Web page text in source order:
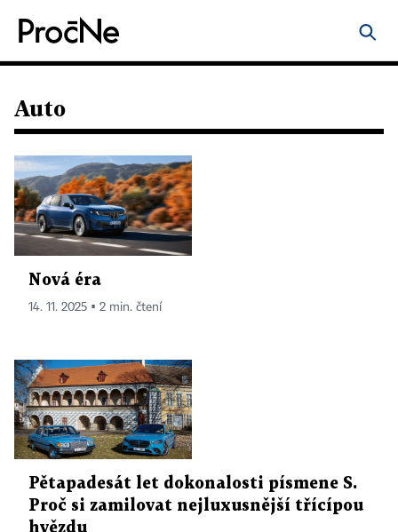
Auto
Nová éra
14. 11. 2025 ▪ 2 min. čtení
Pětapadesát let dokonalosti písmene S.
Proč si zamilovat nejluxusnější třícípou
hvězdu